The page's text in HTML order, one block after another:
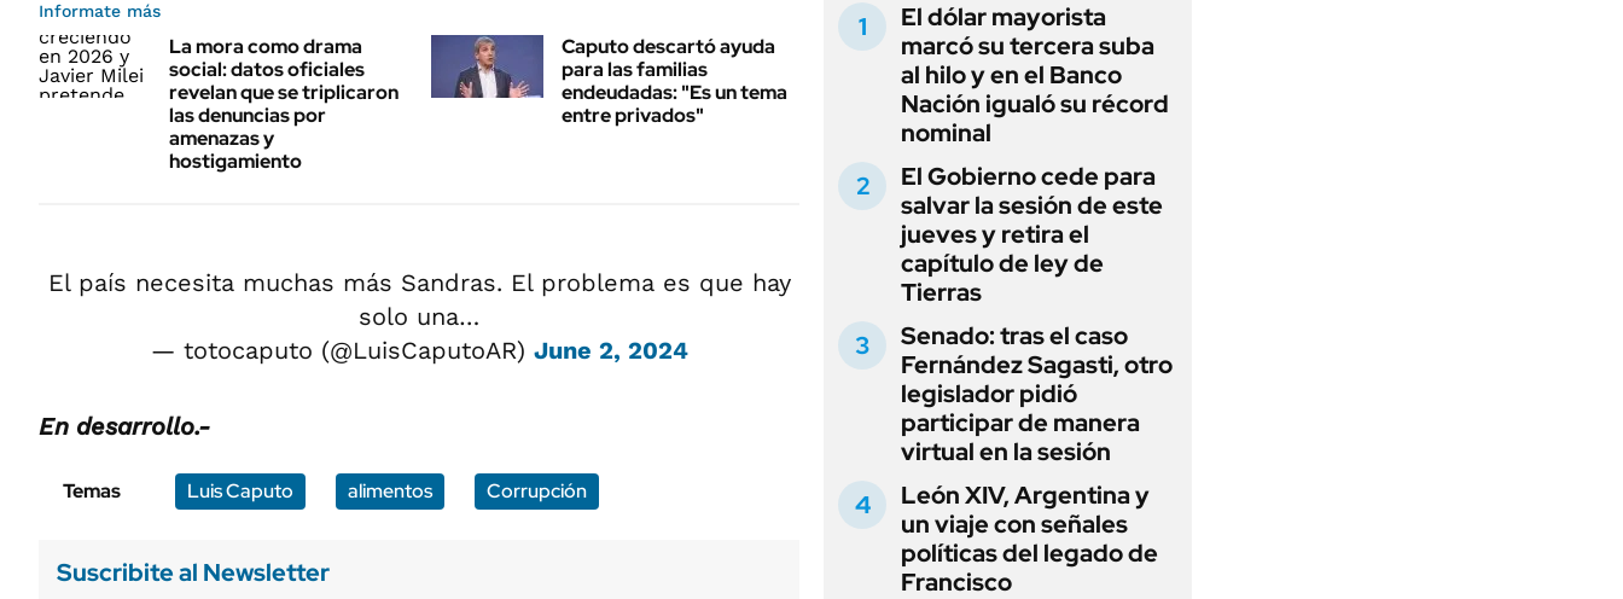
Informate más
La mora como drama
social: datos oficiales
revelan que se triplicaron
las denuncias por
amenazas y
hostigamiento
Caputo descartó ayuda
para las familias
endeudadas: "Es un tema
entre privados"
El país necesita muchas más Sandras. El problema es que hay
solo una…
— totocaputo (@LuisCaputoAR) June 2, 2024
En desarrollo.-
Temas Luis Caputo alimentos Corrupción
Suscribite al Newsletter
El dólar mayorista
marcó su tercera suba
al hilo y en el Banco
Nación igualó su récord
nominal
El Gobierno cede para
salvar la sesión de este
jueves y retira el
capítulo de ley de
Tierras
Senado: tras el caso
Fernández Sagasti, otro
legislador pidió
participar de manera
virtual en la sesión
León XIV, Argentina y
un viaje con señales
políticas del legado de
Francisco